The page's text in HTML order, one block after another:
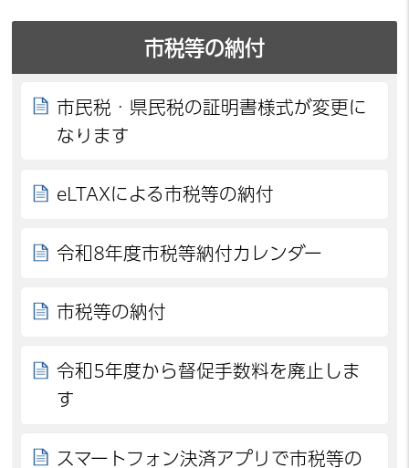
市税等の納付
市民税・県民税の証明書様式が変更に
なります
eLTAXによる市税等の納付
令和8年度市税等納付カレンダー
市税等の納付
令和5年度から督促手数料を廃止しま
す
スマートフォン決済アプリで市税等の